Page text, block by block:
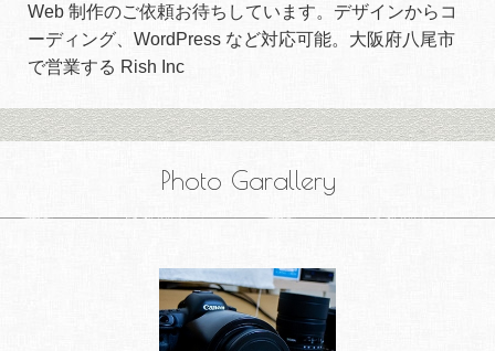
Web 制作のご依頼お待ちしています。デザインからコ
ーディング、WordPress など対応可能。大阪府八尾市
で営業する Rish Inc
Photo Garallery